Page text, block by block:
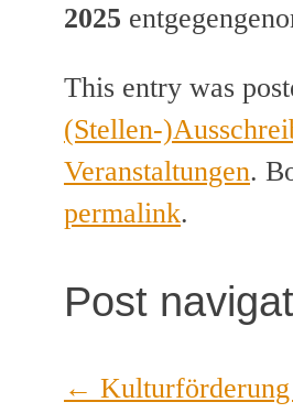
2025
This entry was
(Stellen-
Veranstaltungen.
permalink.
Post
←